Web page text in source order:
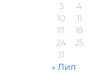
3
4
10
11
17
18
24
25
31
« Лип